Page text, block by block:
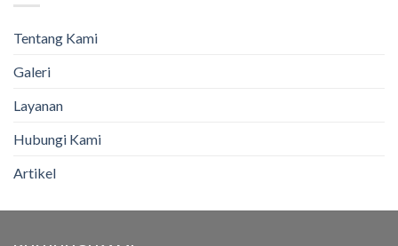
Tentang Kami
Galeri
Layanan
Hubungi Kami
Artikel